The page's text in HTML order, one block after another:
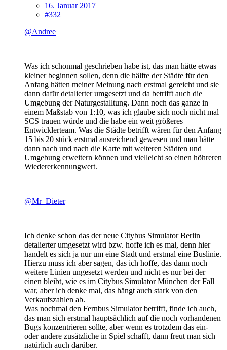
16. Januar 2017
#332
@Andree
Was ich schonmal geschrieben habe ist, das man hätte etwas
kleiner beginnen sollen, denn die hälfte der Städte für den
Anfang hätten meiner Meinung nach erstmal gereicht und sie
dann dafür detalierter umgesetzt und da betrifft auch die
Umgebung der Naturgestalltung. Dann noch das ganze in
einem Maßstab von 1:10, was ich glaube sich noch nicht mal
SCS trauen würde und die habe ein weit größeres
Entwicklerteam. Was die Städte betrifft wären für den Anfang
15 bis 20 stück erstmal ausreichend gewesen und man hätte
dann nach und nach die Karte mit weiteren Städten und
Umgebung erweitern können und vielleicht so einen höhreren
Wiedererkennungwert.
@Mr_Dieter
Ich denke schon das der neue Citybus Simulator Berlin
detalierter umgesetzt wird bzw. hoffe ich es mal, denn hier
handelt es sich ja nur um eine Stadt und erstmal eine Buslinie.
Hierzu muss ich aber sagen, das ich hoffe, das dann noch
weitere Linien ungesetzt werden und nicht es nur bei der
einen bleibt, wie es im Citybus Simulator München der Fall
war, aber ich denke mal, das hängt auch stark von den
Verkaufszahlen ab.
Was nochmal den Fernbus Simulator betrifft, finde ich auch,
das man sich erstmal hauptsächlich auf die noch vorhandenen
Bugs konzentrieren sollte, aber wenn es trotzdem das ein-
oder andere zusätzliche in Spiel schafft, dann freut man sich
natürlich auch darüber.